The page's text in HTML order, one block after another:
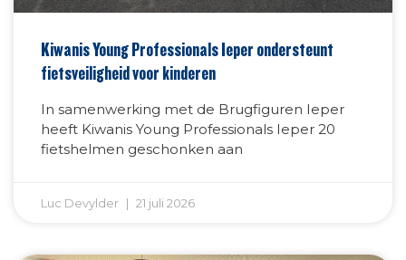
Kiwanis Young Professionals Ieper ondersteunt
fietsveiligheid voor kinderen
In samenwerking met de Brugfiguren Ieper
heeft Kiwanis Young Professionals Ieper 20
fietshelmen geschonken aan
Luc Devylder 21 juli 2026